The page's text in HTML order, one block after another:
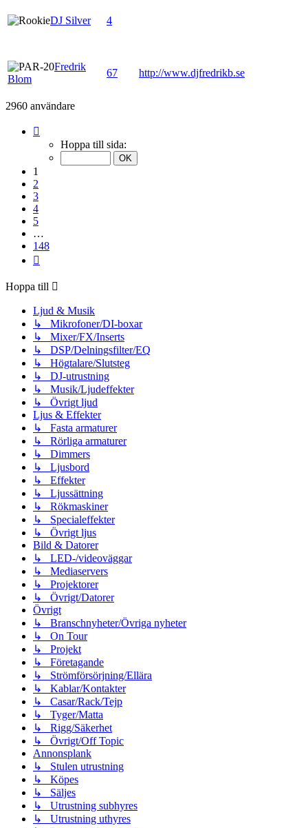
DJ Silver 4
Fredrik
Blom
67 http://www.djfredrikb.se
2960 användare
Hoppa till sida:
1
2
3
4
5
…
148
Hoppa till
Ljud & Musik
↳ Mikrofoner/DI-boxar
↳ Mixer/FX/Inserts
↳ DSP/Delningsfilter/EQ
↳ Högtalare/Slutsteg
↳ DJ-utrustning
↳ Musik/Ljudeffekter
↳ Övrigt ljud
Ljus & Effekter
↳ Fasta armaturer
↳ Rörliga armaturer
↳ Dimmers
↳ Ljusbord
↳ Effekter
↳ Ljussättning
↳ Rökmaskiner
↳ Specialeffekter
↳ Övrigt ljus
Bild & Datorer
↳ LED-/videoväggar
↳ Mediaservers
↳ Projektorer
↳ Övrigt/Datorer
Övrigt
↳ Branschnyheter/Övriga nyheter
↳ On Tour
↳ Projekt
↳ Företagande
↳ Strömförsörjning/Ellära
↳ Kablar/Kontakter
↳ Casar/Rack/Tejp
↳ Tyger/Matta
↳ Rigg/Säkerhet
↳ Övrigt/Off Topic
Annonsplank
↳ Stulen utrustning
↳ Köpes
↳ Säljes
↳ Utrustning subhyres
↳ Utrustning uthyres